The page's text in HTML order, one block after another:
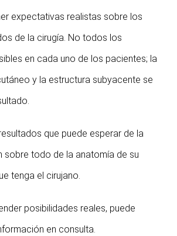
expectativas realistas sobre los
de la cirugía. No todos los
en cada uno de los pacientes; la
y la estructura subyacente se
que puede esperar de la
sobre todo de la anatomía de su
tenga el cirujano.
posibilidades reales, puede
en consulta.